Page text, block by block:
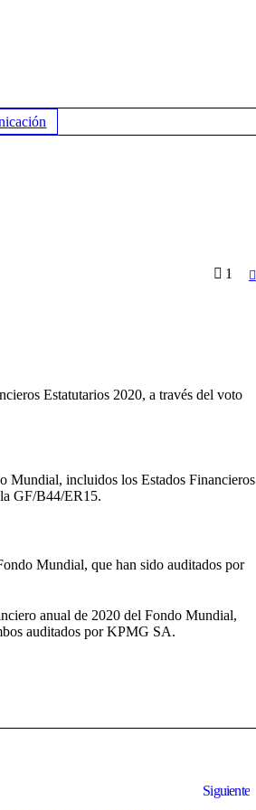
1
Estatutarios 2020, a través del voto
Mundial, incluidos los Estados Financieros
GF/B44/ER15.
Mundial, que han sido auditados por
anual de 2020 del Fondo Mundial,
auditados por KPMG SA.
Siguiente